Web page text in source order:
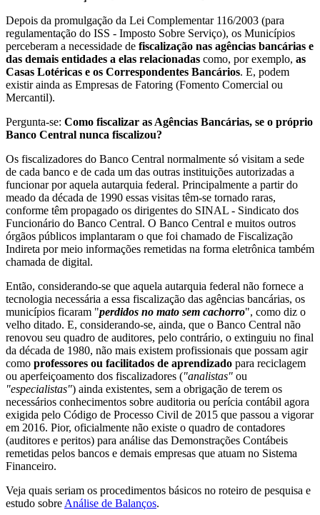
Depois da promulgação da Lei Complementar 116/2003 (para
regulamentação do ISS - Imposto Sobre Serviço), os Municípios
perceberam a necessidade de fiscalização nas agências bancárias e
das demais entidades a elas relacionadas como, por exemplo, as
Casas Lotéricas e os Correspondentes Bancários. E, podem
existir ainda as Empresas de Fatoring (Fomento Comercial ou
Mercantil).
Pergunta-se: Como fiscalizar as Agências Bancárias, se o próprio
Banco Central nunca fiscalizou?
Os fiscalizadores do Banco Central normalmente só visitam a sede
de cada banco e de cada um das outras instituições autorizadas a
funcionar por aquela autarquia federal. Principalmente a partir do
meado da década de 1990 essas visitas têm-se tornado raras,
conforme têm propagado os dirigentes do SINAL - Sindicato dos
Funcionário do Banco Central. O Banco Central e muitos outros
órgãos públicos implantaram o que foi chamado de Fiscalização
Indireta por meio informações remetidas na forma eletrônica também
chamada de digital.
Então, considerando-se que aquela autarquia federal não fornece a
tecnologia necessária a essa fiscalização das agências bancárias, os
municípios ficaram "perdidos no mato sem cachorro", como diz o
velho ditado. E, considerando-se, ainda, que o Banco Central não
renovou seu quadro de auditores, pelo contrário, o extinguiu no final
da década de 1980, não mais existem profissionais que possam agir
como professores ou facilitados de aprendizado para reciclagem
ou aperfeiçoamento dos fiscalizadores ("analistas" ou
"especialistas") ainda existentes, sem a obrigação de terem os
necessários conhecimentos sobre auditoria ou perícia contábil agora
exigida pelo Código de Processo Civil de 2015 que passou a vigorar
em 2016. Pior, oficialmente não existe o quadro de contadores
(auditores e peritos) para análise das Demonstrações Contábeis
remetidas pelos bancos e demais empresas que atuam no Sistema
Financeiro.
Veja quais seriam os procedimentos básicos no roteiro de pesquisa e
estudo sobre Análise de Balanços.